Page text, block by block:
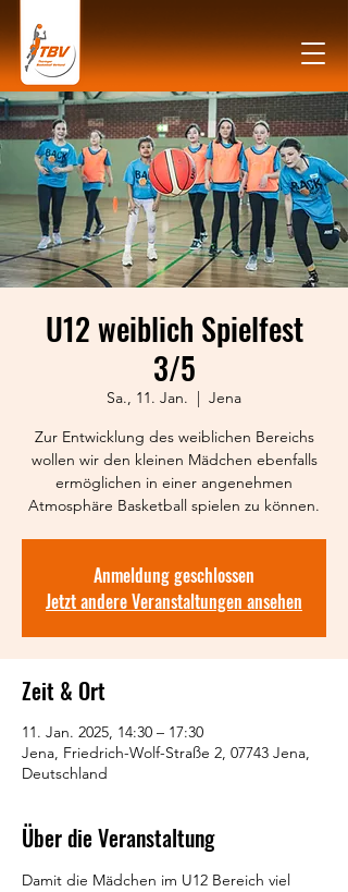
U12 weiblich Spielfest
3/5
Sa., 11. Jan.
  |
Jena
Zur Entwicklung des weiblichen Bereichs
wollen wir den kleinen Mädchen ebenfalls
ermöglichen in einer angenehmen
Atmosphäre Basketball spielen zu können.
Anmeldung geschlossen
Jetzt andere Veranstaltungen ansehen
Zeit & Ort
11. Jan. 2025, 14:30 – 17:30
Jena, Friedrich-Wolf-Straße 2, 07743 Jena,
Deutschland
Über die Veranstaltung
Damit die Mädchen im U12 Bereich viel